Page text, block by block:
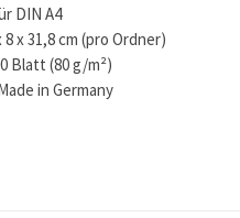
DIN A4
x 31,8 cm (pro Ordner)
Blatt (80 g/m²)
in Germany